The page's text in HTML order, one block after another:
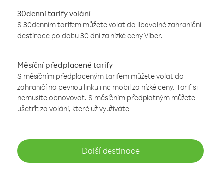
30denní tarify volání
S 30denním tarifem můžete volat do libovolné zahraniční
destinace po dobu 30 dní za nízké ceny Viber.
Měsíční předplacené tarify
S měsíčním předplaceným tarifem můžete volat do
zahraničí na pevnou linku i na mobil za nízké ceny. Tarif si
nemusíte obnovovat. S měsíčním předplatným můžete
ušetřit za volání, které už využíváte
Další destinace